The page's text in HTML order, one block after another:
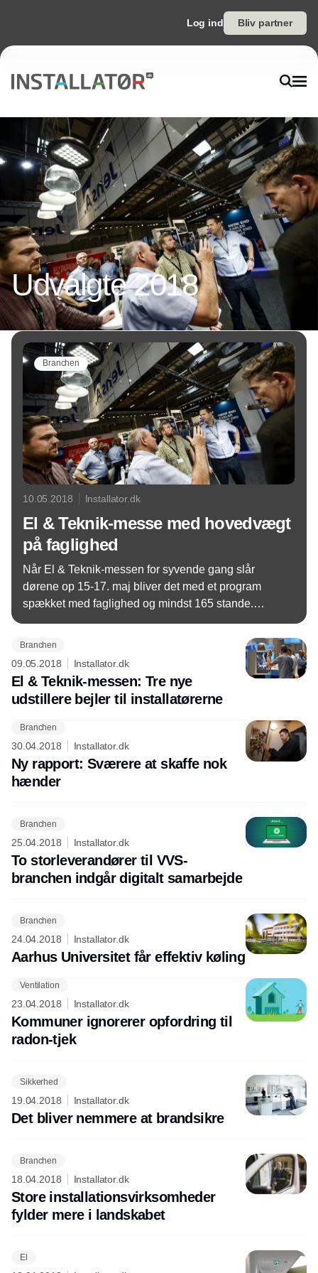
Log ind Bliv partner
Udvalgte 2018
Branchen
10.05.2018 Installator.dk
El & Teknik-messe med hovedvægt
på faglighed
Når El & Teknik-messen for syvende gang slår
dørene op 15-17. maj bliver det med et program
spækket med faglighed og mindst 165 stande.
er der lagt op til at kræse ekstra meget for deres
program, hvor specialister går i dybden med en
lang række aktuelle emner.
Branchen
09.05.2018 Installator.dk
El & Teknik-messen: Tre nye
udstillere bejler til installatørerne
Branchen
30.04.2018 Installator.dk
Ny rapport: Sværere at skaffe nok
hænder
Branchen
25.04.2018 Installator.dk
To storleverandører til VVS-
branchen indgår digitalt samarbejde
Branchen
24.04.2018 Installator.dk
Aarhus Universitet får effektiv køling
Ventilation
23.04.2018 Installator.dk
Kommuner ignorerer opfordring til
radon-tjek
Sikkerhed
19.04.2018 Installator.dk
Det bliver nemmere at brandsikre
Branchen
18.04.2018 Installator.dk
Store installationsvirksomheder
fylder mere i landskabet
El